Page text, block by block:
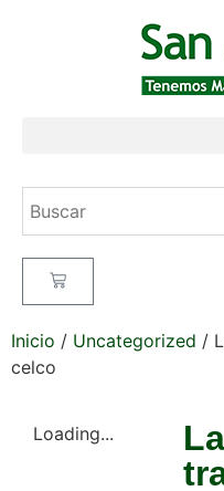
Inicio / Uncategorized /
celco
Loading...